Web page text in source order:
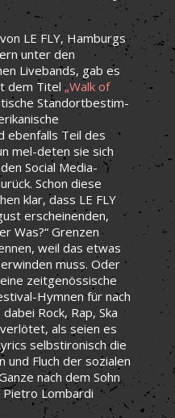
LE FLY, Hamburgs
unter den
Livebands, gab es
dem Titel „Walk of
Standortbestim-
ebenfalls Teil des
mel-deten sie sich
Social Media-
Schon diese
klar, dass LE FLY
erscheinenden,
Was?“ Grenzen
weil das etwas
muss. Oder
zeitgenössische
Hymnen für nach
Rock, Rap, Ska
als seien es
selbstironisch die
und Fluch der sozialen
nach dem Sohn
Pietro Lombardi